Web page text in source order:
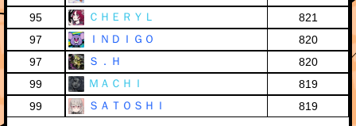
95
ＣＨＥＲＹＬ
821
97
ＩＮＤＩＧＯ
820
97
Ｓ．Ｈ
820
99
ＭＡＣＨＩ
819
99
ＳＡＴＯＳＨＩ 819